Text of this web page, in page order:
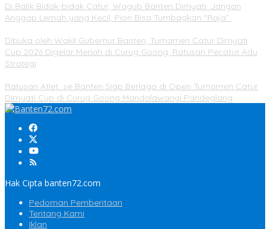
Di Balik Bidak-bidak Catur, Wagub Banten Dimyati: Jangan
Anggap Lemah yang Kecil, Pion Bisa Tumbagkan “Raja”
Dibuka oleh Wakil Gubernur Banten, Turnamen Catur Dimyati
Cup 2026 Digelar Meriah di Curug Goong, Ratusan Pecatur Adu
Strategi
Ratusan Atlet se Banten Siap Berlaga di Open Turnamen Catur
Dimyati Cup di Curug Goong Mandalawangi Pandeglang
Hak Cipta banten72.com
Pedoman Pemberitaan
Tentang Kami
Iklan